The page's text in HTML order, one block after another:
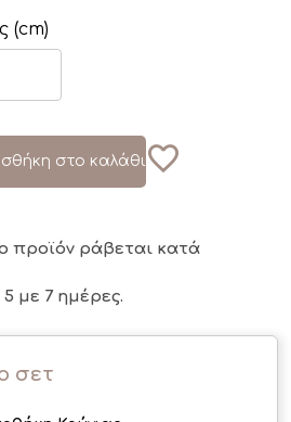
(cm)
στο καλάθι
προϊόν ράβεται κατά
με 7 ημέρες.
σετ